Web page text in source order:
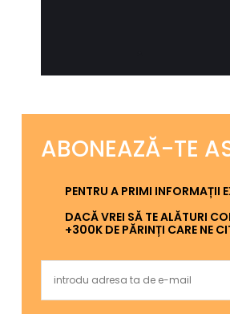
ABONEAZĂ-TE
PENTRU A PRIMI INFORMAȚII
DACĂ VREI SĂ TE ALĂTURI
+300K DE PĂRINȚI CARE NE